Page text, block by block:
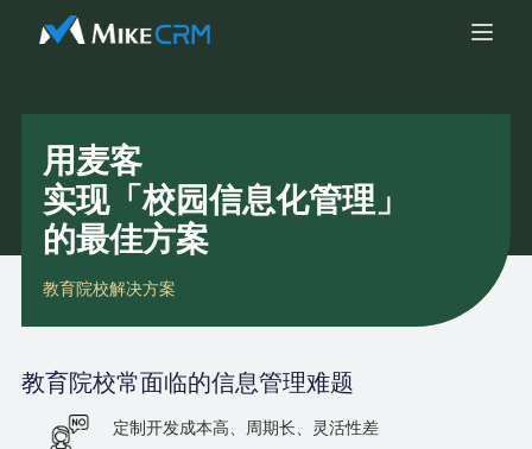
用麦客
实现「校园信息化管理」
的最佳方案
教育院校解决方案
教育院校常面临的信息管理难题
定制开发成本高、周期长、灵活性差